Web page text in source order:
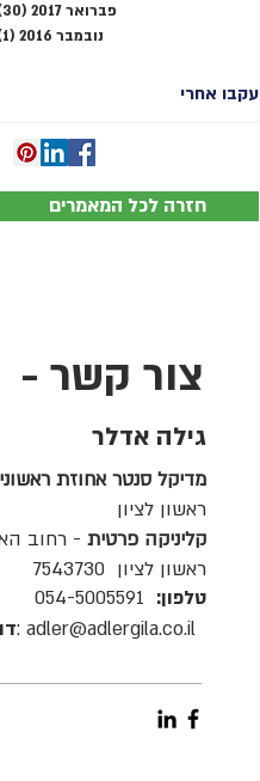
פברואר 2017
(30)
נובמבר 2016
(1)
עקבו אחרי
חזרה לכל המאמרים
צור קשר -
גילה אדלר
מדיקל סנטר אחוזת
ראשון לציון
קליניקה פרטית - רחוב
ראשון לציון 7543730
טלפון: